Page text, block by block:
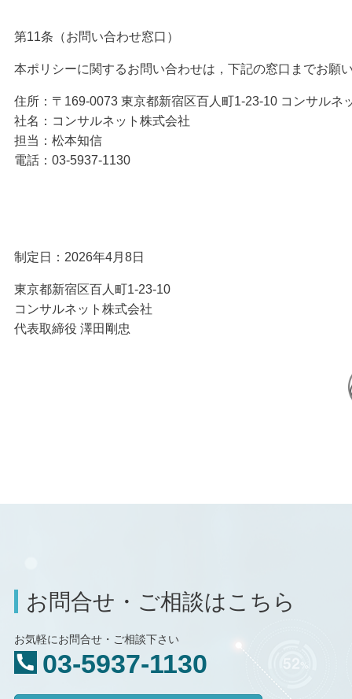
第11条（お問い合わせ窓口）
本ポリシーに関するお問い合わせは，下記の窓口までお願
住所：〒169-0073 東京都新宿区百人町1-23-10 コンサルネ
社名：コンサルネット株式会社
担当：松本知信
電話：03-5937-1130
制定日：2026年4月8日
東京都新宿区百人町1-23-10
コンサルネット株式会社
代表取締役 澤田剛忠
お問合せ・ご相談はこちら
お気軽にお問合せ・ご相談下さい
03-5937-1130